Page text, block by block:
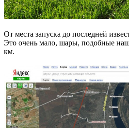
От места запуска до последней
Это очень мало, шары, подобные
км.